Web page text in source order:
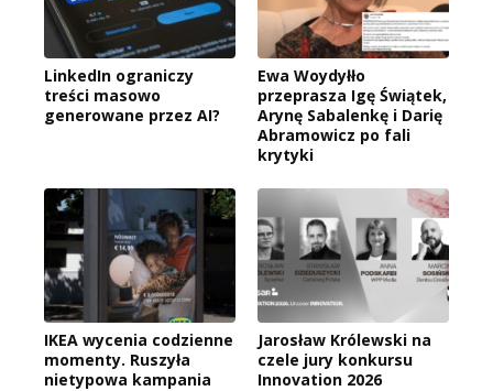
LinkedIn ograniczy
treści masowo
generowane przez AI?
Ewa Woydyłło
przeprasza Igę Świątek,
Arynę Sabalenkę i Darię
Abramowicz po fali
krytyki
IKEA wycenia codzienne
momenty. Ruszyła
nietypowa kampania
Jarosław Królewski na
czele jury konkursu
Innovation 2026